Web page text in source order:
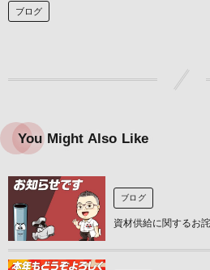
ブログ
You Might Also Like
ブログ
資材供給に関するお